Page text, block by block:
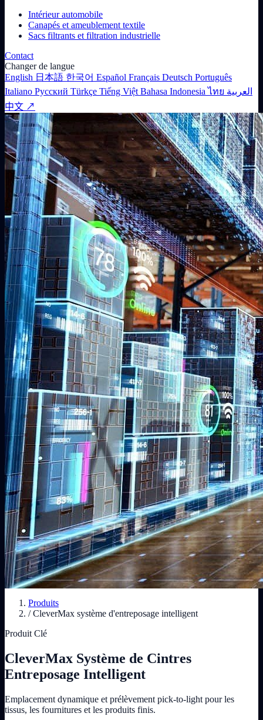
Intérieur automobile
Canapés et ameublement textile
Sacs filtrants et filtration industrielle
Contact
Changer de langue
English 日本語 한국어 Español Français Deutsch Português
Italiano Русский Türkçe Tiếng Việt Bahasa Indonesiaไทย العربية
中文 ↗
Produits
/ CleverMax système d'entreposage intelligent
Produit Clé
CleverMax Système de Cintres
Entreposage Intelligent
Emplacement dynamique et prélèvement pick-to-light pour les
tissus, les fournitures et les produits finis.